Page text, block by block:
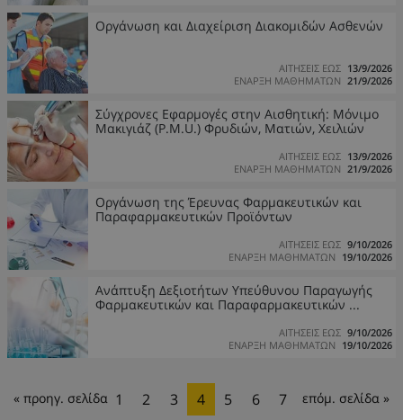
Οργάνωση και Διαχείριση Διακομιδών Ασθενών
ΑΙΤΗΣΕΙΣ ΕΩΣ 13/9/2026
ΕΝΑΡΞΗ ΜΑΘΗΜΑΤΩΝ 21/9/2026
Σύγχρονες Εφαρμογές στην Αισθητική: Μόνιμο
Μακιγιάζ (P.M.U.) Φρυδιών, Ματιών, Xειλιών
ΑΙΤΗΣΕΙΣ ΕΩΣ 13/9/2026
ΕΝΑΡΞΗ ΜΑΘΗΜΑΤΩΝ 21/9/2026
Οργάνωση της Έρευνας Φαρμακευτικών και
Παραφαρμακευτικών Προϊόντων
ΑΙΤΗΣΕΙΣ ΕΩΣ 9/10/2026
ΕΝΑΡΞΗ ΜΑΘΗΜΑΤΩΝ 19/10/2026
Ανάπτυξη Δεξιοτήτων Υπεύθυνου Παραγωγής
Φαρμακευτικών και Παραφαρμακευτικών ...
ΑΙΤΗΣΕΙΣ ΕΩΣ 9/10/2026
ΕΝΑΡΞΗ ΜΑΘΗΜΑΤΩΝ 19/10/2026
« προηγ. σελίδα 1 2 3 4 5 6 7 επόμ. σελίδα »